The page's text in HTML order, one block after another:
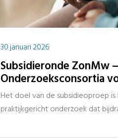
30 januari 2026
Subsidieronde ZonMw
Onderzoeksconsortia
zorgaanbod over de
Het doel van de subsidieoproep
praktijkgericht onderzoek dat